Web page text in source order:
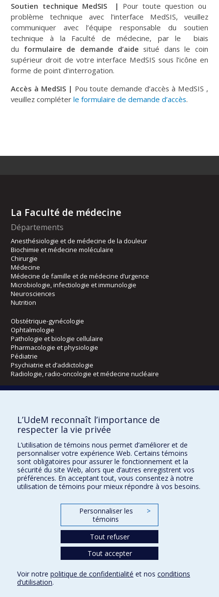
Soutien technique MedSIS | Pour toute question ou
problème technique avec l’interface MedSIS, veuillez
communiquer avec l’équipe responsable du soutien
technique à la Faculté de médecine, par le biais
du formulaire de demande d’aidesitué dans le coin
supérieur droit de votre interface MedSIS sous l’icône en
forme de point d’interrogation.
Accès à MedSIS | Pou toute demande d’accès à MedSIS ,
veuillez compléterle formulaire de demande d’accès.
La Faculté de médecine
Départements
Anesthésiologie et de médecine de la douleur
Biochimie et médecine moléculaire
Chirurgie
Médecine
Médecine de famille et de médecine d’urgence
Microbiologie, infectiologie et immunologie
Neurosciences
Nutrition
Obstétrique-gynécologie
Ophtalmologie
Pathologie et biologie cellulaire
Pharmacologie et physiologie
Pédiatrie
Psychiatrie et d’addictologie
Radiologie, radio-oncologie et médecine nucléaire
Kinésiologie et des sciences de l’activité physique
Orthophonie et audiologie
Directions
DPC
CPASS
Urgence Vie privée
L’UdeM reconnaît l’importance de
respecter la vie privée
L’utilisation de témoins nous permet d’améliorer et de
personnaliser votre expérience Web. Certains témoins
sont obligatoires pour assurer le fonctionnement et la
sécurité du site Web, alors que d’autres enregistrent vos
préférences. En acceptant tout, vous consentez à notre
utilisation de témoins pour mieux répondre à vos besoins.
Personnaliser les
témoins
>
Tout refuser
Tout accepter
Voir notre politique de confidentialité et nos conditions
d’utilisation.